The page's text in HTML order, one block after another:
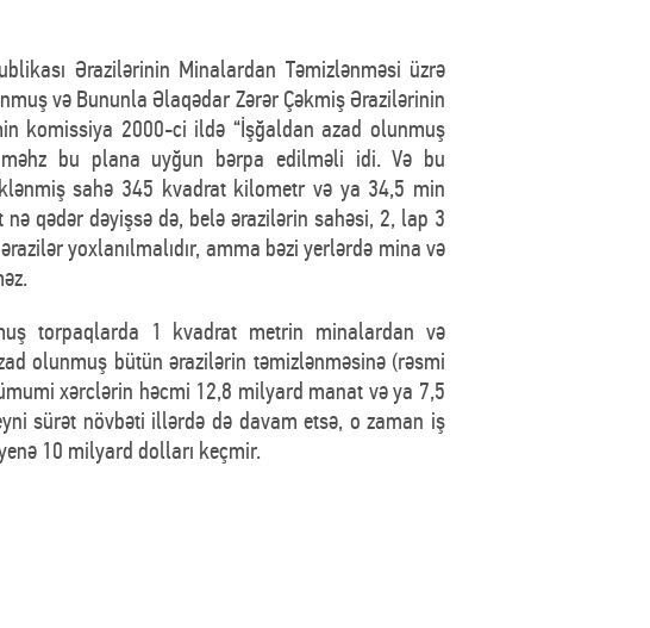
Ərazilərinin Minalardan Təmizlənməsi üzrə
və Bununla Əlaqədar Zərər Çəkmiş Ərazilərinin
komissiya 2000-ci ildə “İşğaldan azad olunmuş
məhz bu plana uyğun bərpa edilməli idi. Və bu
sahə 345 kvadrat kilometr və ya 34,5 min
qədər dəyişsə də, belə ərazilərin sahəsi, 2, lap 3
yoxlanılmalıdır, amma bəzi yerlərdə mina və
torpaqlarda 1 kvadrat metrin minalardan və
olunmuş bütün ərazilərin təmizlənməsinə (rəsmi
xərclərin həcmi 12,8 milyard manat və ya 7,5
sürət növbəti illərdə də davam etsə, o zaman iş
10 milyard dolları keçmir.